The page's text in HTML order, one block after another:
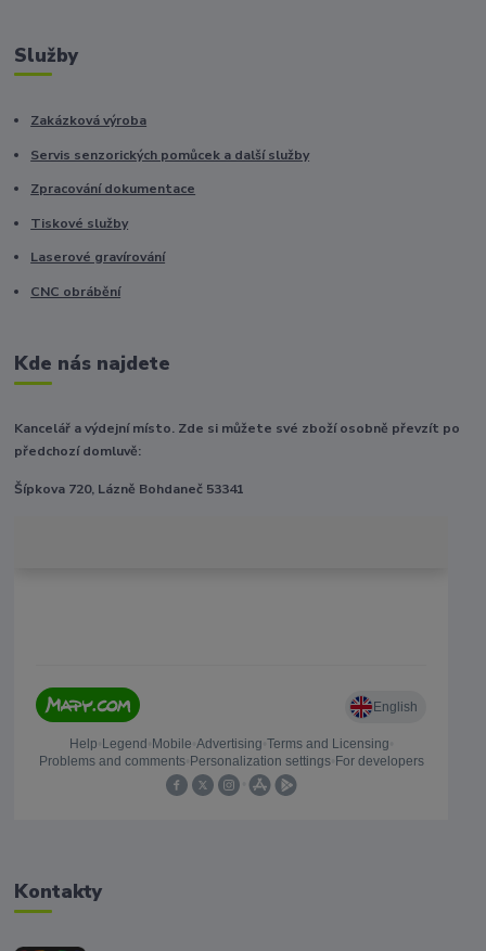
Služby
Zakázková výroba
Servis senzorických pomůcek a další služby
Zpracování dokumentace
Tiskové služby
Laserové gravírování
CNC obrábění
Kde nás najdete
Kancelář a výdejní místo. Zde si můžete své zboží osobně převzít po
předchozí domluvě:
Šípkova 720, Lázně Bohdaneč 53341
Kontakty